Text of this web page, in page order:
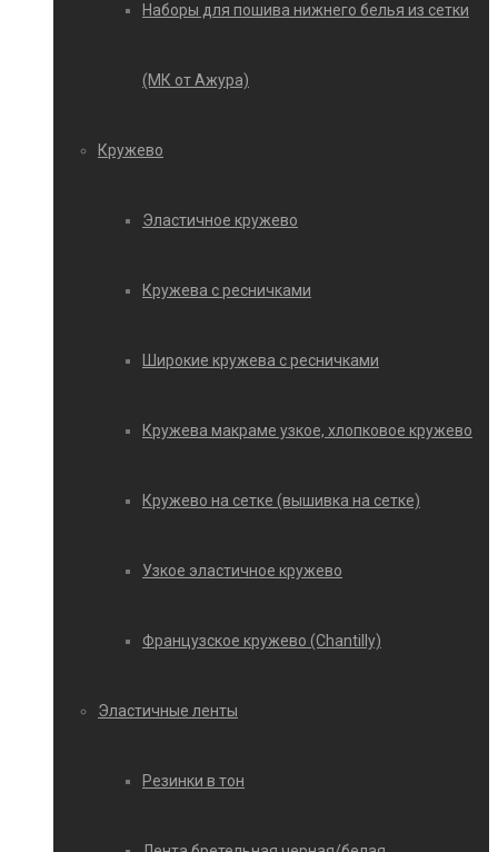
Наборы для пошива нижнего белья из сетки
(МК от Ажура)
Кружево
Эластичное кружево
Кружева с ресничками
Широкие кружева с ресничками
Кружева макраме узкое, хлопковое кружево
Кружево на сетке (вышивка на сетке)
Узкое эластичное кружево
Французское кружево (Chantilly)
Эластичные ленты
Резинки в тон